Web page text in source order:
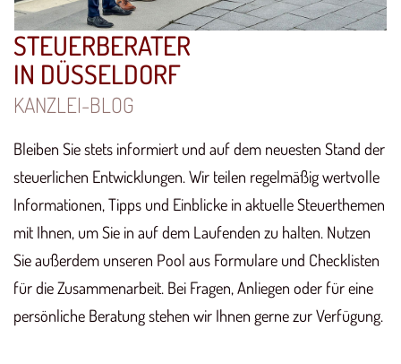
STEUERBERATER
IN DÜSSELDORF
KANZLEI-BLOG
Bleiben Sie stets informiert und auf dem neuesten Stand der
steuerlichen Entwicklungen. Wir teilen regelmäßig wertvolle
Informationen, Tipps und Einblicke in aktuelle Steuerthemen
mit Ihnen, um Sie in auf dem Laufenden zu halten. Nutzen
Sie außerdem unseren Pool aus Formulare und Checklisten
für die Zusammenarbeit. Bei Fragen, Anliegen oder für eine
persönliche Beratung stehen wir Ihnen gerne zur Verfügung.